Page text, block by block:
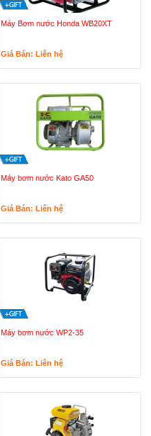
Máy Bơm nước Honda WB20XT
Giá Bán: Liên hệ
Máy bơm nước Kato GA50
Giá Bán: Liên hệ
Máy bơm nước WP2-35
Giá Bán: Liên hệ